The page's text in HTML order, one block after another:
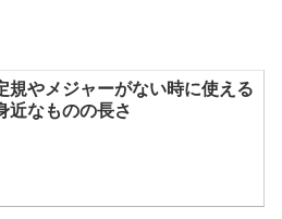
規やメジャーがない時に使える
近なものの長さ